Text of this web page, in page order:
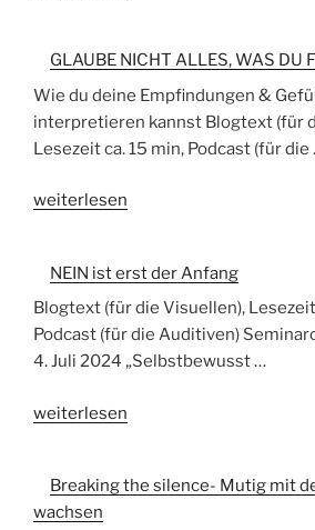
im
Miteinander“
GLAUBE NICHT ALLES, WAS DU
Wie du deine Empfindungen &
interpretieren kannst Blogtext (für
Lesezeit ca. 15 min, Podcast (für die
„GLAUBE
WAS
DU
FÜHLST“
weiterlesen
NEIN ist erst der Anfang
Blogtext (für die Visuellen),
Podcast (für die Auditiven)
4. Juli 2024 „Selbstbewusst …
„NEIN
der
Anfang“
weiterlesen
Breaking the silence- Mutig mit
wachsen